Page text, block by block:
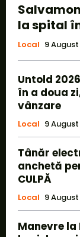
la spital
Local 9
Untold
în a doua
vânzare
Local 9
Tânăr
anchetă
CULPĂ
Local 9
Manevre